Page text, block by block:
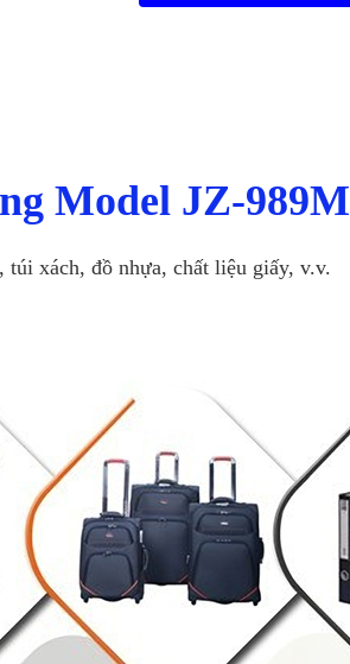
Model JZ-989M
xách, đồ nhựa, chất liệu giấy, v.v.